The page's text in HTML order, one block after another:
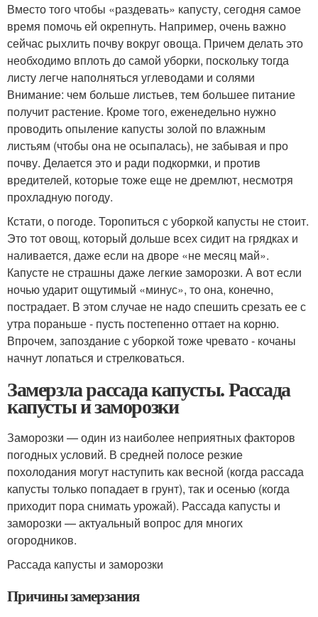
Вместо того чтобы «раздевать» капусту, сегодня самое
время помочь ей окрепнуть. Например, очень важно
сейчас рыхлить почву вокруг овоща. Причем делать это
необходимо вплоть до самой уборки, поскольку тогда
листу легче наполняться углеводами и солями
Внимание: чем больше листьев, тем большее питание
получит растение. Кроме того, еженедельно нужно
проводить опыление капусты золой по влажным
листьям (чтобы она не осыпалась), не забывая и про
почву. Делается это и ради подкормки, и против
вредителей, которые тоже еще не дремлют, несмотря
прохладную погоду.
Кстати, о погоде. Торопиться с уборкой капусты не стоит.
Это тот овощ, который дольше всех сидит на грядках и
наливается, даже если на дворе «не месяц май».
Капусте не страшны даже легкие заморозки. А вот если
ночью ударит ощутимый «минус», то она, конечно,
пострадает. В этом случае не надо спешить срезать ее с
утра пораньше - пусть постепенно оттает на корню.
Впрочем, запоздание с уборкой тоже чревато - кочаны
начнут лопаться и стрелковаться.
Замерзла рассада капусты. Рассада
капусты и заморозки
Заморозки — один из наиболее неприятных факторов
погодных условий. В средней полосе резкие
похолодания могут наступить как весной (когда рассада
капусты только попадает в грунт), так и осенью (когда
приходит пора снимать урожай). Рассада капусты и
заморозки — актуальный вопрос для многих
огородников.
Рассада капусты и заморозки
Причины замерзания